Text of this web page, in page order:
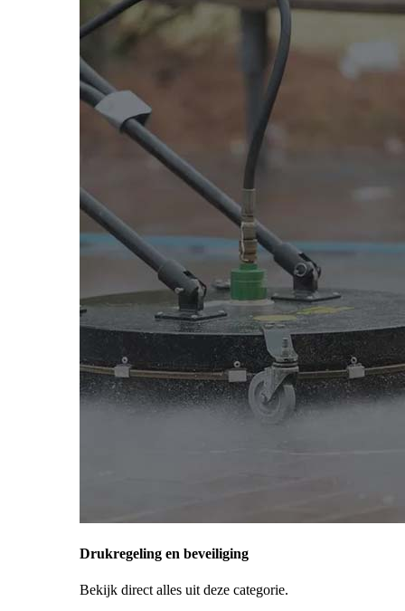
Drukregeling en beveiliging
Bekijk direct alles uit deze categorie.